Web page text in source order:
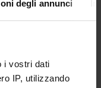
degli annunci
i vostri dati
IP, utilizzando
della terminologia
lessico chiave
produzione orale,